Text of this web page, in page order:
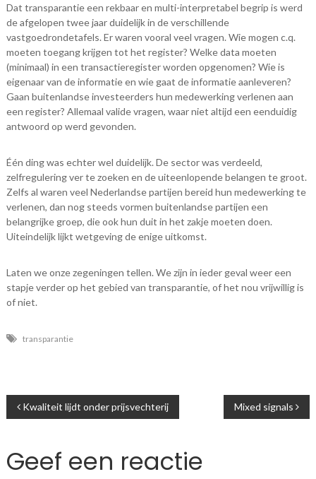
Dat transparantie een rekbaar en multi-interpretabel begrip is werd
de afgelopen twee jaar duidelijk in de verschillende
vastgoedrondetafels. Er waren vooral veel vragen. Wie mogen c.q.
moeten toegang krijgen tot het register? Welke data moeten
(minimaal) in een transactieregister worden opgenomen? Wie is
eigenaar van de informatie en wie gaat de informatie aanleveren?
Gaan buitenlandse investeerders hun medewerking verlenen aan
een register? Allemaal valide vragen, waar niet altijd een eenduidig
antwoord op werd gevonden.
Één ding was echter wel duidelijk. De sector was verdeeld,
zelfregulering ver te zoeken en de uiteenlopende belangen te groot.
Zelfs al waren veel Nederlandse partijen bereid hun medewerking te
verlenen, dan nog steeds vormen buitenlandse partijen een
belangrijke groep, die ook hun duit in het zakje moeten doen.
Uiteindelijk lijkt wetgeving de enige uitkomst.
Laten we onze zegeningen tellen. We zijn in ieder geval weer een
stapje verder op het gebied van transparantie, of het nou vrijwillig is
of niet.
transparantie
Bericht
Kwaliteit lijdt onder prijsvechterij Mixed signals
Geef een reactie